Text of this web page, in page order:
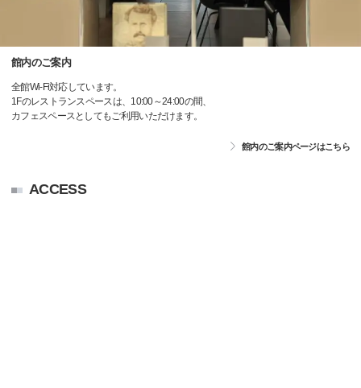
館内のご案内
全館Wi-Fi対応しています。
1Fのレストランスペースは、10:00～24:00の間、
カフェスペースとしてもご利用いただけます。
館内のご案内ページはこちら
ACCESS